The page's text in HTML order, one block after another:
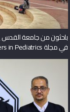
باحثون من جامعة القدس
في مجلة Frontiers in Pediatrics